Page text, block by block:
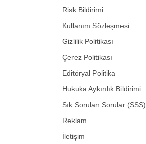
Risk Bildirimi
Kullanım Sözleşmesi
Gizlilik Politikası
Çerez Politikası
Editöryal Politika
Hukuka Aykırılık Bildirimi
Sık Sorulan Sorular (SSS)
Reklam
İletişim